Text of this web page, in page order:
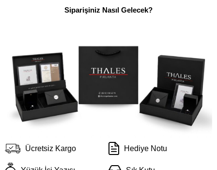
Siparişiniz Nasıl Gelecek?
Ücretsiz Kargo Hediye Notu